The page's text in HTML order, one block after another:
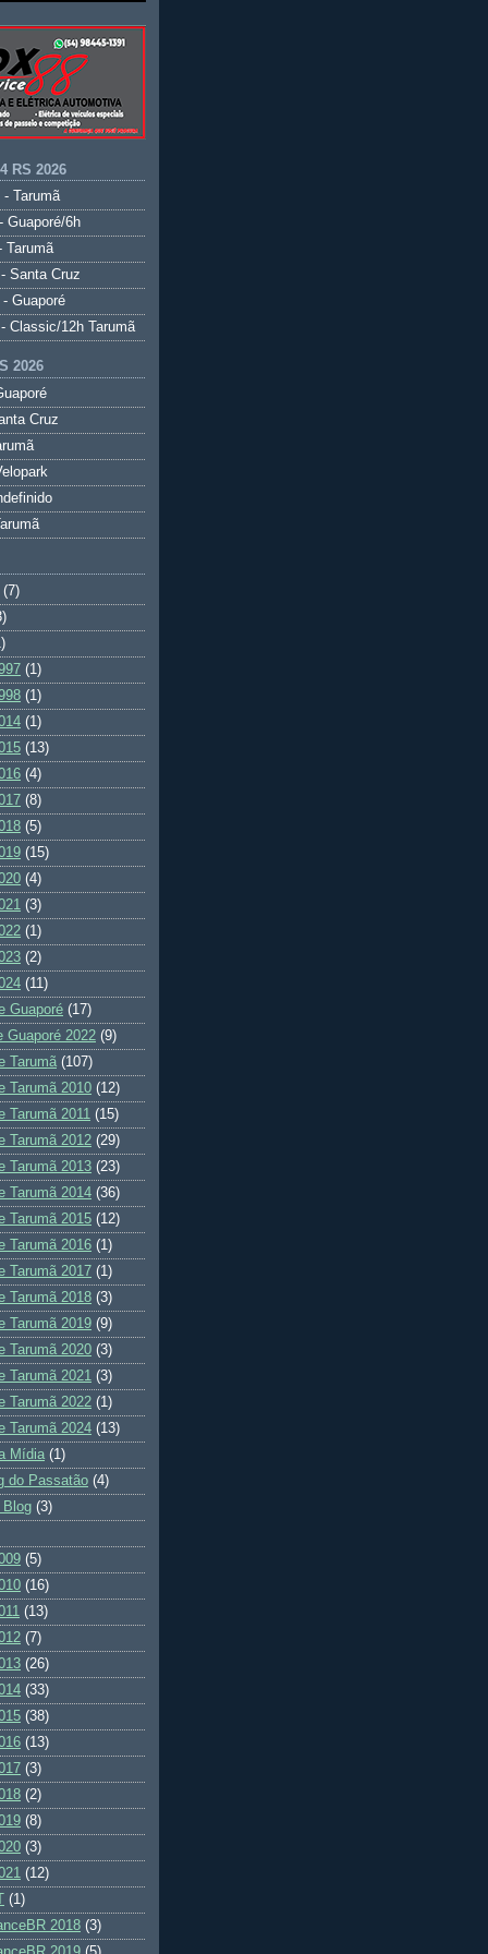
RS 2026
- Tarumã
Guaporé/6h
Tarumã
Santa Cruz
Guaporé
Classic/12h Tarumã
2026
Cruz
(7)
(1)
(1)
(1)
(13)
(4)
(8)
(5)
(15)
(4)
(3)
(1)
(2)
(11)
Guaporé (17)
Guaporé 2022 (9)
Tarumã (107)
Tarumã 2010 (12)
Tarumã 2011 (15)
Tarumã 2012 (29)
Tarumã 2013 (23)
Tarumã 2014 (36)
Tarumã 2015 (12)
Tarumã 2016 (1)
Tarumã 2017 (1)
Tarumã 2018 (3)
Tarumã 2019 (9)
Tarumã 2020 (3)
Tarumã 2021 (3)
Tarumã 2022 (1)
Tarumã 2024 (13)
Mídia (1)
do Passatão (4)
Blog (3)
(5)
(16)
(13)
(7)
(26)
(33)
(38)
(13)
(3)
(2)
(8)
(3)
(12)
(1)
2018 (3)